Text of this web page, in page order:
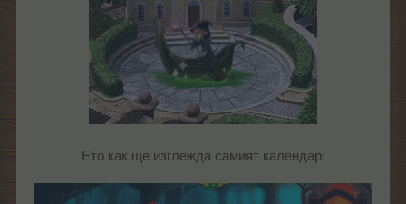
Ето как ще изглежда самият календар: